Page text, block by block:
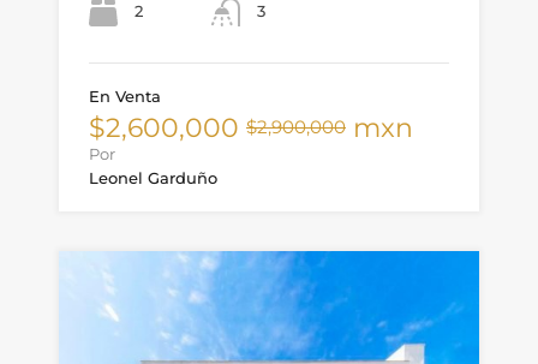
2
3
En Venta
$2,600,000 $2,900,000 mxn
Por
Leonel Garduño